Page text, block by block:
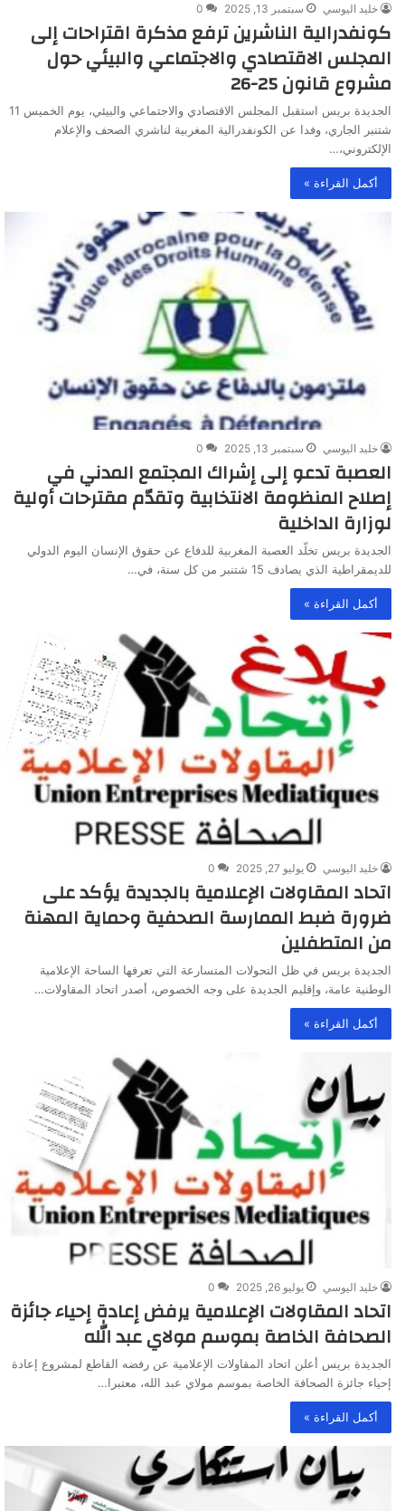
خليد اليوسي سبتمبر 13, 2025 0
كونفدرالية الناشرين ترفع مذكرة اقتراحات إلى
المجلس الاقتصادي والاجتماعي والبيئي حول
مشروع قانون 25-26
الجديدة بريس استقبل المجلس الاقتصادي والاجتماعي والبيئي، يوم الخميس 11
شتنبر الجاري، وفدا عن الكونفدرالية المغربية لناشري الصحف والإعلام
الإلكتروني،…
أكمل القراءة »
خليد اليوسي سبتمبر 13, 2025 0
العصبة تدعو إلى إشراك المجتمع المدني في
إصلاح المنظومة الانتخابية وتقدّم مقترحات أولية
لوزارة الداخلية
الجديدة بريس تخلّد العصبة المغربية للدفاع عن حقوق الإنسان اليوم الدولي
للديمقراطية الذي يصادف 15 شتنبر من كل سنة، في…
أكمل القراءة »
خليد اليوسي يوليو 27, 2025 0
اتحاد المقاولات الإعلامية بالجديدة يؤكد على
ضرورة ضبط الممارسة الصحفية وحماية المهنة
من المتطفلين
الجديدة بريس في ظل التحولات المتسارعة التي تعرفها الساحة الإعلامية
الوطنية عامة، وإقليم الجديدة على وجه الخصوص، أصدر اتحاد المقاولات…
أكمل القراءة »
خليد اليوسي يوليو 26, 2025 0
اتحاد المقاولات الإعلامية يرفض إعادة إحياء جائزة
الصحافة الخاصة بموسم مولاي عبد الله
الجديدة بريس أعلن اتحاد المقاولات الإعلامية عن رفضه القاطع لمشروع إعادة
إحياء جائزة الصحافة الخاصة بموسم مولاي عبد الله، معتبرا…
أكمل القراءة »